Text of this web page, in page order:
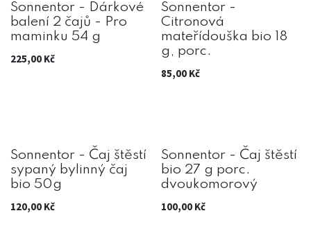
Sonnentor - Dárkové
balení 2 čajů - Pro
maminku 54 g
225,00 Kč
Sonnentor -
Citronová
mateřídouška bio 18
g, porc.
85,00Kč
Sonnentor - Čaj štěstí
sypaný bylinný čaj
bio 50g
120,00 Kč
Sonnentor - Čaj štěstí
bio 27 g porc.
dvoukomorový
100,00Kč